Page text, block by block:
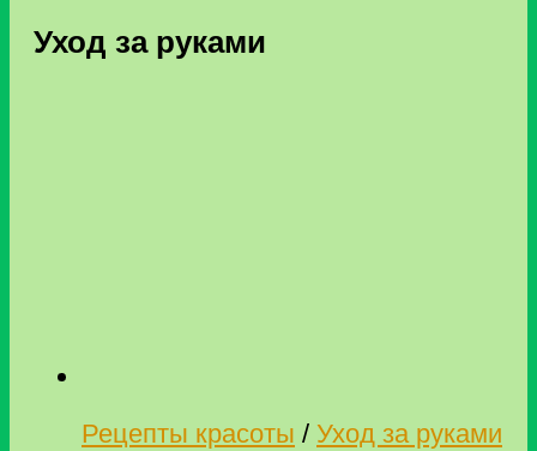
Уход за руками
Рецепты красоты / Уход за руками